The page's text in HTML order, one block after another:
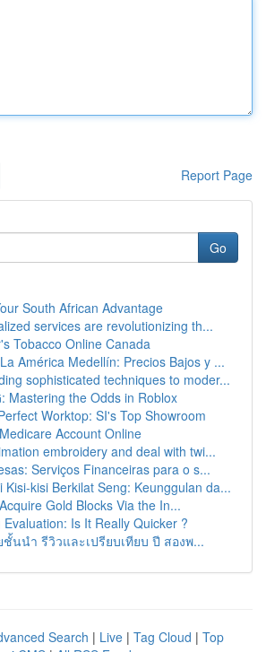
Report Page
Go
South African Advantage
services are revolutionizing th...
Tobacco Online Canada
América Medellín: Precios Bajos y ...
sophisticated techniques to moder...
Mastering the Odds in Roblox
Worktop: SI's Top Showroom
Account Online
embroidery and deal with twi...
Serviços Financeiras para o s...
Kisi-kisi Berkilat Seng: Keunggulan da...
Gold Blocks Via the In...
Evaluation: Is It Really Quicker ?
ชั้นนำ รีวิวและเปรียบเทียบ ปี สองพ...
Search | Live | Tag Cloud | Top